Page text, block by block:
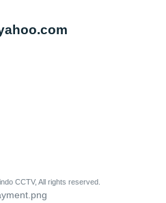
CCTV, All rights reserved.